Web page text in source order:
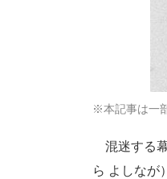
※本記事は一
混迷する
ら よしなが